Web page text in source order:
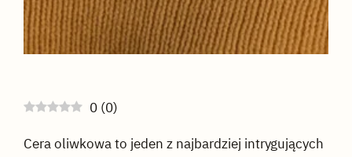
0 (0)
Cera oliwkowa to jeden z najbardziej intrygujących